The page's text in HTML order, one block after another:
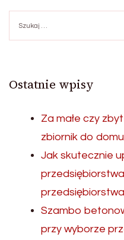
Ostatnie wpisy
Za małe czy
zbiornik do domu
Jak skutecznie
przedsiębiorstwa
Szambo
przy wyborze